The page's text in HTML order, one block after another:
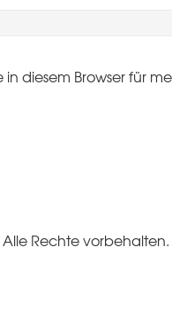
diesem Browser für
Rechte vorbehalten.